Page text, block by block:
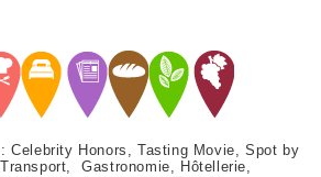
Celebrity Honors, Tasting Movie, Spot by
Gastronomie, Hôtellerie,